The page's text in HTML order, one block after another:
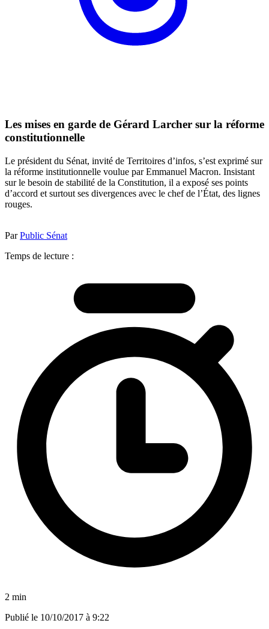
Les mises en garde de Gérard Larcher sur la réforme
constitutionnelle
Le président du Sénat, invité de Territoires d’infos, s’est exprimé sur
la réforme institutionnelle voulue par Emmanuel Macron. Insistant
sur le besoin de stabilité de la Constitution, il a exposé ses points
d’accord et surtout ses divergences avec le chef de l’État, des lignes
rouges.
ParPublic Sénat
Temps de lecture :
2 min
Publié le 10/10/2017 à 9:22